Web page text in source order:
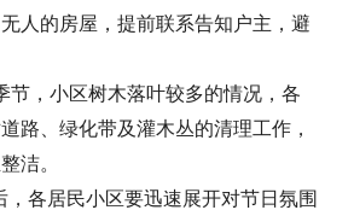
人的房屋，提前联系告知户主，避
节，小区树木落叶较多的情况，各
路、绿化带及灌木丛的清理工作，
洁。
，各居民小区要迅速展开对节日氛围